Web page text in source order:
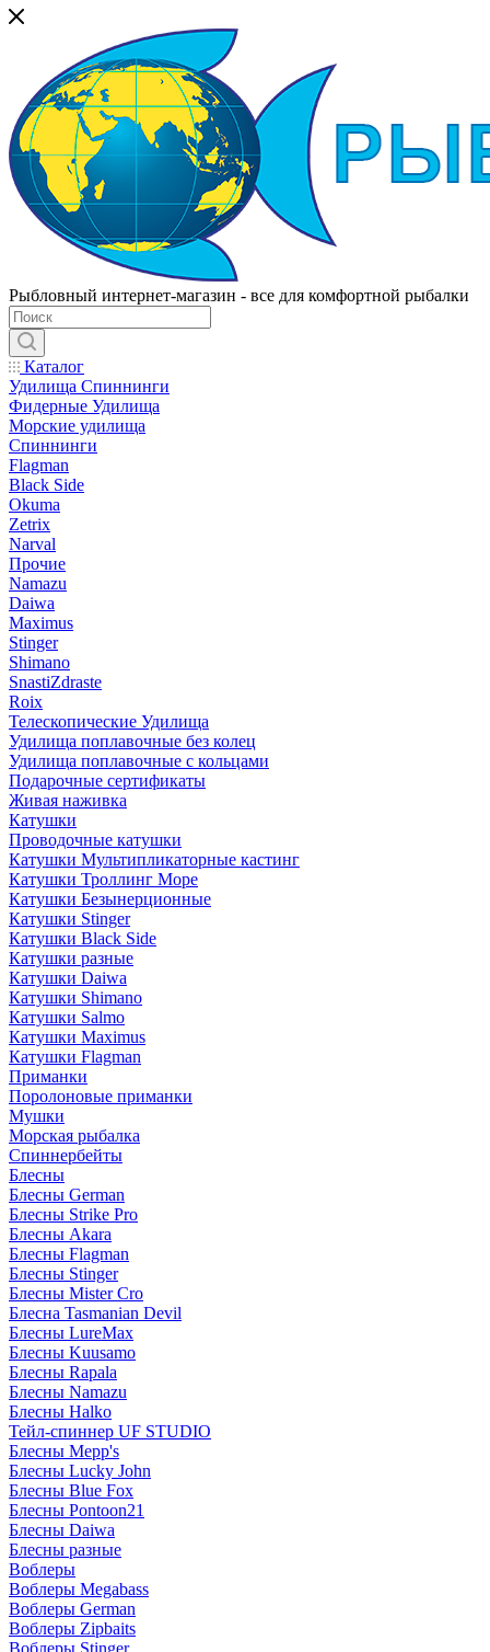
Рыбловный интернет-магазин - все для комфортной рыбалки
Каталог
Удилища Спиннинги
Фидерные Удилища
Морские удилища
Спиннинги
Flagman
Black Side
Okuma
Zetrix
Narval
Прочие
Namazu
Daiwa
Maximus
Stinger
Shimano
SnastiZdraste
Roix
Телескопические Удилища
Удилища поплавочные без колец
Удилища поплавочные с кольцами
Подарочные сертификаты
Живая наживка
Катушки
Проводочные катушки
Катушки Мультипликаторные кастинг
Катушки Троллинг Море
Катушки Безынерционные
Катушки Stinger
Катушки Black Side
Катушки разные
Катушки Daiwa
Катушки Shimano
Катушки Salmo
Катушки Maximus
Катушки Flagman
Приманки
Поролоновые приманки
Мушки
Морская рыбалка
Спиннербейты
Блесны
Блесны German
Блесны Strike Pro
Блесны Akara
Блесны Flagman
Блесны Stinger
Блесны Mister Cro
Блесна Tasmanian Devil
Блесны LureMax
Блесны Kuusamo
Блесны Rapala
Блесны Namazu
Блесны Halko
Тейл-спиннер UF STUDIO
Блесны Mepp's
Блесны Lucky John
Блесны Blue Fox
Блесны Pontoon21
Блесны Daiwa
Блесны разные
Воблеры
Воблеры Megabass
Воблеры German
Воблеры Zipbaits
Воблеры Stinger